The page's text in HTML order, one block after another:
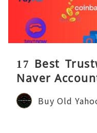
17 Best
Naver
Buy Old